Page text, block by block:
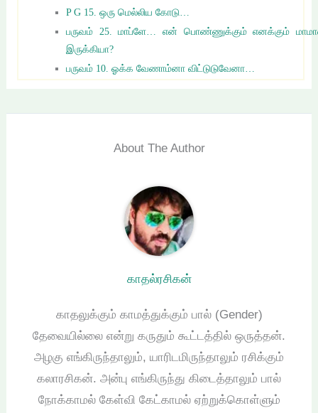
P G 15. ஒரு மெல்லிய கோடு…
பருவம் 25. மாப்ளே… என் பொண்ணுக்கும் எனக்கும்
இருக்கியா?
பருவம் 10. ஓக்க வேணாம்னா விட்டுடுவேனா…
About The Author
காதல்ரசிகன்
காதலுக்கும் காமத்துக்கும் பால் (Gender)
தேவையில்லை என்று கருதும் கூட்டத்தில் ஒருத்தன்.
அழகு எங்கிருந்தாலும், யாரிடமிருந்தாலும் ரசிக்கும்
கலாரசிகன். அன்பு எங்கிருந்து கிடைத்தாலும் பால்
நோக்காமல் கேள்வி கேட்காமல் ஏற்றுக்கொள்ளும்